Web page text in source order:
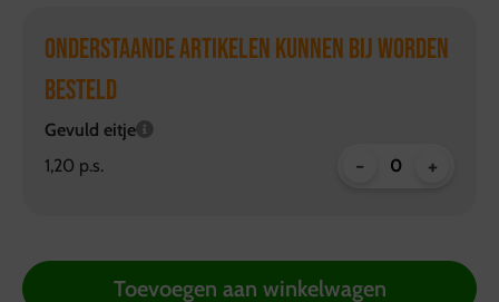
ONDERSTAANDE ARTIKELEN KUNNEN BIJ WORDEN
BESTELD
Gevuld eitje
1,20 p.s.
- +
Toevoegen aan winkelwagen